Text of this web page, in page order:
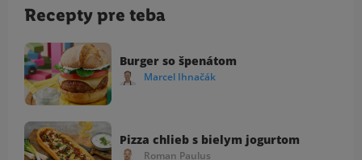
Recepty pre teba
Burger so špenátom
Marcel Ihnačák
Pizza chlieb s bielym jogurtom
Roman Paulus